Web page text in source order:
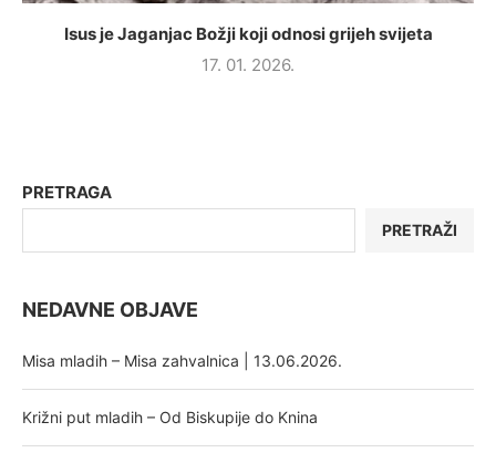
Isus je Jaganjac Božji koji odnosi grijeh svijeta
17. 01. 2026.
PRETRAGA
PRETRAŽI
NEDAVNE OBJAVE
Misa mladih – Misa zahvalnica | 13.06.2026.
Križni put mladih – Od Biskupije do Knina